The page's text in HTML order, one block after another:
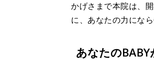
かげさまで本院は、
に、あなたの力にな
あなたの